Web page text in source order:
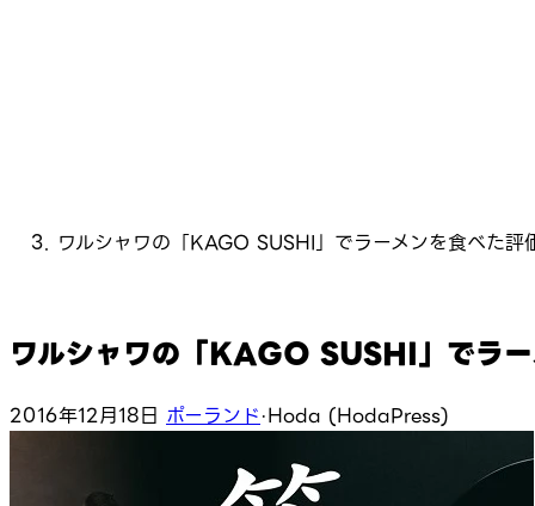
ワルシャワの「KAGO SUSHI」でラーメンを食べた評
ワルシャワの「KAGO SUSHI」でラ
2016年12月18日 ポーランド·Hoda (HodaPress)